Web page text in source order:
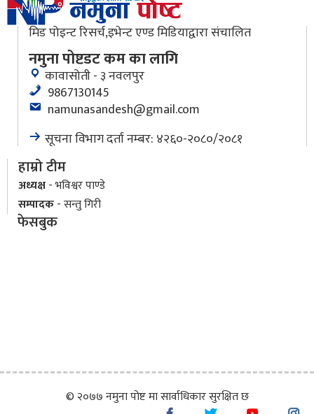
मिड पोइन्ट रिसर्च,इभेन्ट एण्ड मिडियाद्वारा संचालित
नमुना पोष्टडट कम का लागि
कावासोती - ३ नवलपुर
9867130145
namunasandesh@gmail.com
सूचना विभाग दर्ता नम्बर: ४२६०-२०८०/२०८१
हाम्रो टीम
अध्यक्ष- भविश्वर पाण्डे
सम्पादक- सन्तु गिरी
फेसबुक
© २०७७ नमुना पोष्ट मा सार्वाधिकार सुरक्षित छ